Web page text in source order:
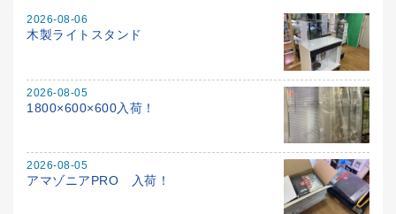
2026-08-06
木製ライトスタンド
2026-08-05
1800×600×600入荷！
2026-08-05
アマゾニアPRO 入荷！